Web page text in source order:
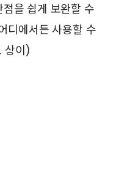
을 쉽게 보완할 수
디에서든 사용할 수
상이)